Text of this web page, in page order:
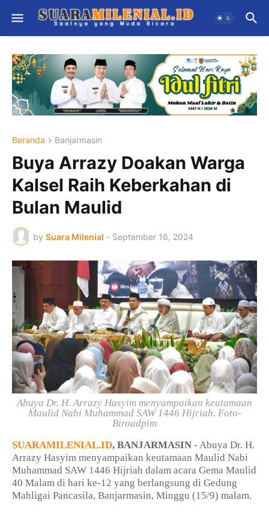
Beranda Banjarmasin
Buya Arrazy Doakan Warga
Kalsel Raih Keberkahan di
Bulan Maulid
by Suara Milenial - September 16, 2024
Abuya Dr. H. Arrazy Hasyim menyampaikan keutamaan
Maulid Nabi Muhammad SAW 1446 Hijriah. Foto-
Biroadpim
SUARAMILENIAL.ID, BANJARMASIN - Abuya Dr. H.
Arrazy Hasyim menyampaikan keutamaan Maulid Nabi
Muhammad SAW 1446 Hijriah dalam acara Gema Maulid
40 Malam di hari ke-12 yang berlangsung di Gedung
Mahligai Pancasila, Banjarmasin, Minggu (15/9) malam.